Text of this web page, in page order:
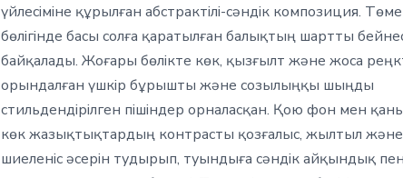
үйлесіміне құрылған абстрактілі-сәндік композиция.
бөлігінде басы солға қаратылған балықтың шартты
байқалады. Жоғары бөлікте көк, қызғылт және жоса
орындалған үшкір бұрышты және созылыңқы шыңды
стильдендірілген пішіндер орналасқан. Қою фон мен
көк жазықтықтардың контрасты қозғалыс, жылтыл және
шиеленіс әсерін тудырып, туындыға сәндік айқындық пен